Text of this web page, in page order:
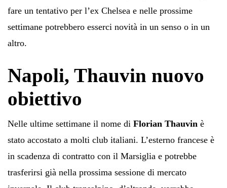
fare un tentativo per l’ex Chelsea e nelle prossime
settimane potrebbero esserci novità in un senso o in un
altro.
Napoli, Thauvin nuovo
obiettivo
Nelle ultime settimane il nome di Florian Thauvin è
stato accostato a molti club italiani. L’esterno francese è
in scadenza di contratto con il Marsiglia e potrebbe
trasferirsi già nella prossima sessione di mercato